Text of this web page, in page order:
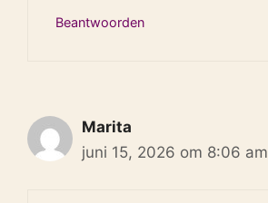
Beantwoorden
Marita
juni 15, 2026 om 8:06 am